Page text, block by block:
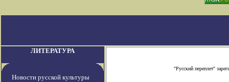
ЛИТЕРАТУРА
Новости русской культуры
"Русский переплет"